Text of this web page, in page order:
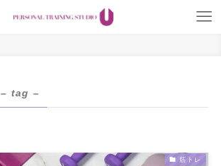
– tag –
筋トレ